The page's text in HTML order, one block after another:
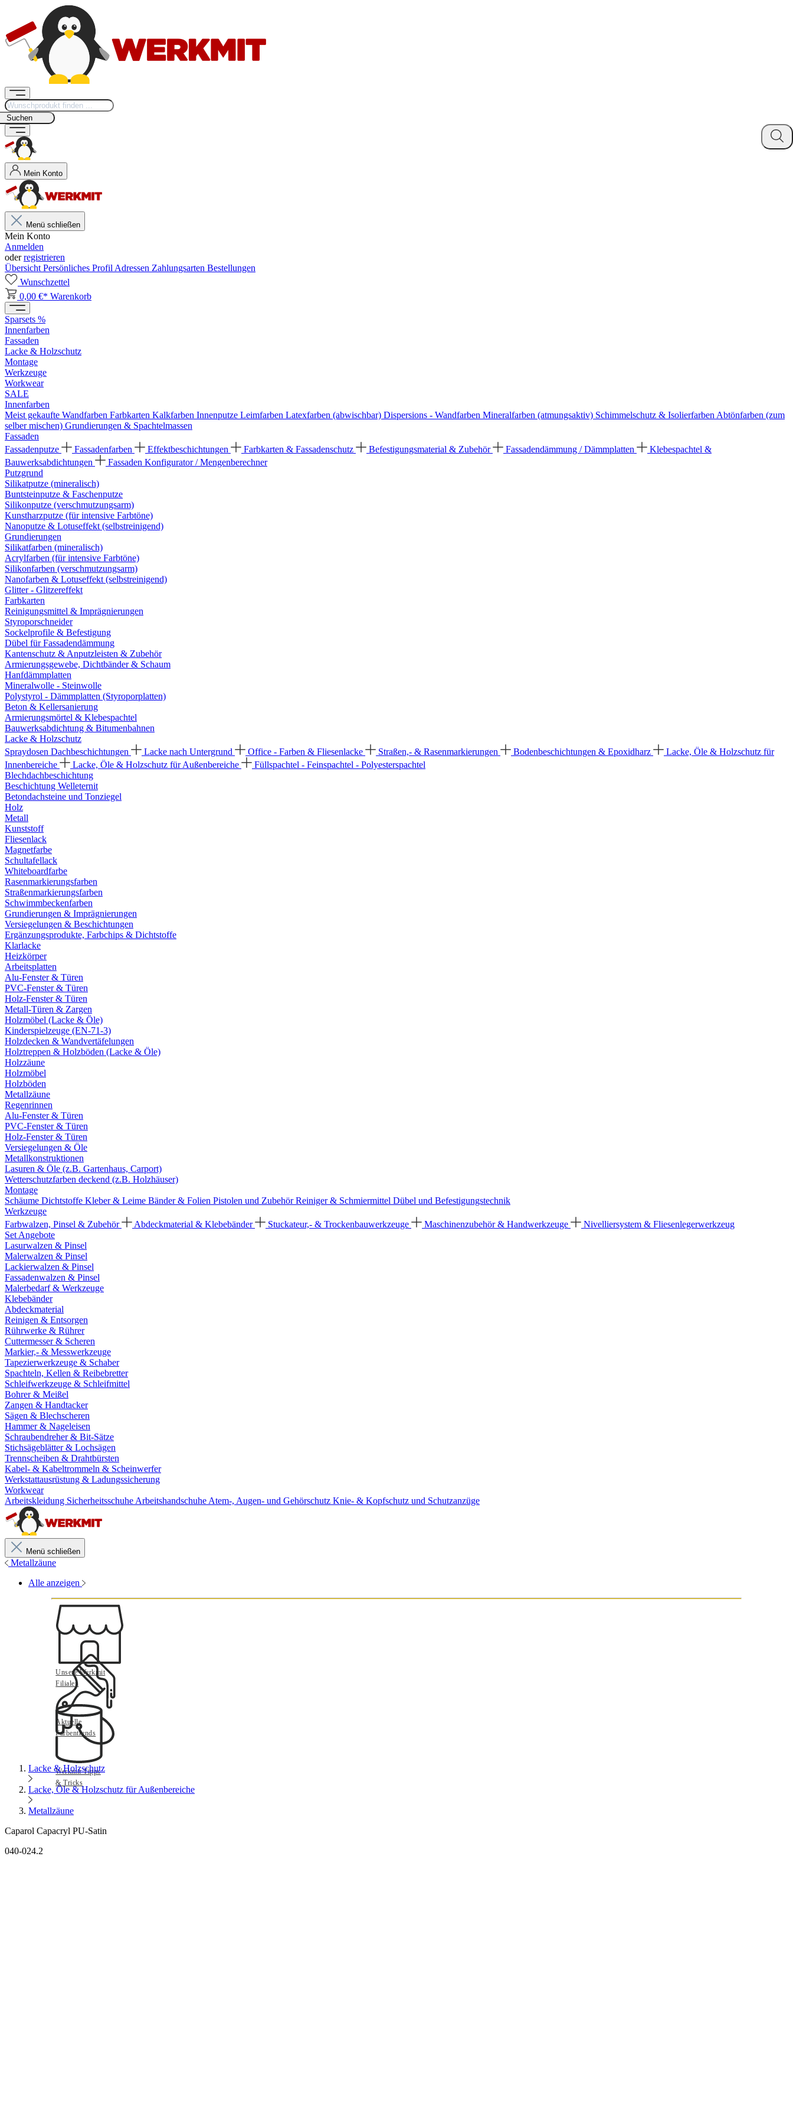
Suchen
Mein Konto
Menü schließen
Mein Konto
Anmelden
oderregistrieren
Übersicht Persönliches Profil Adressen Zahlungsarten Bestellungen
Wunschzettel
0,00 €* Warenkorb
Sparsets %
Innenfarben
Fassaden
Lacke & Holzschutz
Montage
Werkzeuge
Workwear
SALE
Innenfarben
Meist gekaufte Wandfarben Farbkarten Kalkfarben Innenputze Leimfarben Latexfarben (abwischbar) Dispersions - Wandfarben Mineralfarben (atmungsaktiv) Schimmelschutz & Isolierfarben Abtönfarben (zum
selber mischen) Grundierungen & Spachtelmassen
Fassaden
Fassadenputze
Fassadenfarben Effektbeschichtungen Farbkarten & Fassadenschutz Befestigungsmaterial & Zubehör Fassadendämmung / Dämmplatten
Klebespachtel &
Bauwerksabdichtungen
Fassaden Konfigurator / Mengenberechner
Putzgrund
Silikatputze (mineralisch)
Buntsteinputze & Faschenputze
Silikonputze (verschmutzungsarm)
Kunstharzputze (für intensive Farbtöne)
Nanoputze & Lotuseffekt (selbstreinigend)
Grundierungen
Silikatfarben (mineralisch)
Acrylfarben (für intensive Farbtöne)
Silikonfarben (verschmutzungsarm)
Nanofarben & Lotuseffekt (selbstreinigend)
Glitter - Glitzereffekt
Farbkarten
Reinigungsmittel & Imprägnierungen
Styroporschneider
Sockelprofile & Befestigung
Dübel für Fassadendämmung
Kantenschutz & Anputzleisten & Zubehör
Armierungsgewebe, Dichtbänder & Schaum
Hanfdämmplatten
Mineralwolle - Steinwolle
Polystyrol - Dämmplatten (Styroporplatten)
Beton & Kellersanierung
Armierungsmörtel & Klebespachtel
Bauwerksabdichtung & Bitumenbahnen
Lacke & Holzschutz
Spraydosen Dachbeschichtungen Lacke nach Untergrund Office - Farben & Fliesenlacke Straßen,- & Rasenmarkierungen Bodenbeschichtungen & Epoxidharz
Lacke, Öle & Holzschutz für
Innenbereiche
Lacke, Öle & Holzschutz für Außenbereiche
Füllspachtel - Feinspachtel - Polyesterspachtel
Blechdachbeschichtung
Beschichtung Welleternit
Betondachsteine und Tonziegel
Holz
Metall
Kunststoff
Fliesenlack
Magnetfarbe
Schultafellack
Whiteboardfarbe
Rasenmarkierungsfarben
Straßenmarkierungsfarben
Schwimmbeckenfarben
Grundierungen & Imprägnierungen
Versiegelungen & Beschichtungen
Ergänzungsprodukte, Farbchips & Dichtstoffe
Klarlacke
Heizkörper
Arbeitsplatten
Alu-Fenster & Türen
PVC-Fenster & Türen
Holz-Fenster & Türen
Metall-Türen & Zargen
Holzmöbel (Lacke & Öle)
Kinderspielzeuge (EN-71-3)
Holzdecken & Wandvertäfelungen
Holztreppen & Holzböden (Lacke & Öle)
Holzzäune
Holzmöbel
Holzböden
Metallzäune
Regenrinnen
Alu-Fenster & Türen
PVC-Fenster & Türen
Holz-Fenster & Türen
Versiegelungen & Öle
Metallkonstruktionen
Lasuren & Öle (z.B. Gartenhaus, Carport)
Wetterschutzfarben deckend (z.B. Holzhäuser)
Montage
Schäume Dichtstoffe Kleber & Leime Bänder & Folien Pistolen und ZubehörReiniger & Schmiermittel Dübel und Befestigungstechnik
Werkzeuge
Farbwalzen, Pinsel & Zubehör
Abdeckmaterial & Klebebänder Stuckateur,- & Trockenbauwerkzeuge Maschinenzubehör & Handwerkzeuge
Nivelliersystem & Fliesenlegerwerkzeug
Set Angebote
Lasurwalzen & Pinsel
Malerwalzen & Pinsel
Lackierwalzen & Pinsel
Fassadenwalzen & Pinsel
Malerbedarf & Werkzeuge
Klebebänder
Abdeckmaterial
Reinigen & Entsorgen
Rührwerke & Rührer
Cuttermesser & Scheren
Markier,- & Messwerkzeuge
Tapezierwerkzeuge & Schaber
Spachteln, Kellen & Reibebretter
Schleifwerkzeuge & Schleifmittel
Bohrer & Meißel
Zangen & Handtacker
Sägen & Blechscheren
Hammer & Nageleisen
Schraubendreher & Bit-Sätze
Stichsägeblätter & Lochsägen
Trennscheiben & Drahtbürsten
Kabel- & Kabeltrommeln & Scheinwerfer
Werkstattausrüstung & Ladungssicherung
Workwear
Arbeitskleidung Sicherheitsschuhe Arbeitshandschuhe Atem-, Augen- und Gehörschutz Knie- & Kopfschutz und Schutzanzüge
Menü schließen
Metallzäune
Alle anzeigen
Unsere Werkmit
Filialen
Aktuelle
Farbentrends
Werkmit Tipps
& Tricks
Lacke & Holzschutz
Lacke, Öle & Holzschutz für Außenbereiche
Metallzäune
Caparol Capacryl PU-Satin
040-024.2